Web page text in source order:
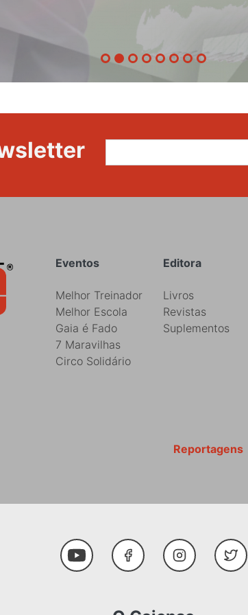
Volta
Rodapé Editora
Livros
Revistas
Suplementos
Eventos
Melhor Treinador
Melhor Escola
Gaia é Fado
7 Maravilhas
Circo Solidário
Reportagens
Youtube FacebookInstagramTwitter